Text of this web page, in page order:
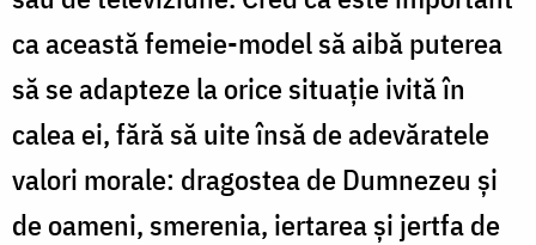
ca această femeie-model să aibă puterea
să se adapteze la orice situaţie ivită în
calea ei, fără să uite însă de adevăratele
valori morale: dragostea de Dumnezeu şi
de oameni, smerenia, iertarea şi jertfa de